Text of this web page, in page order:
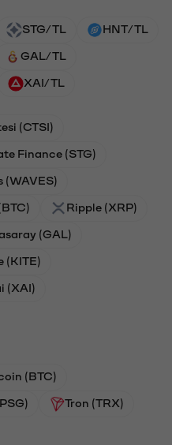
STG/TL HNT/TL
GAL/TL
XAI/TL
(CTSI)
Finance (STG)
(WAVES)
Ripple (XRP)
(GAL)
(KITE)
(XAI)
(BTC)
Tron (TRX)